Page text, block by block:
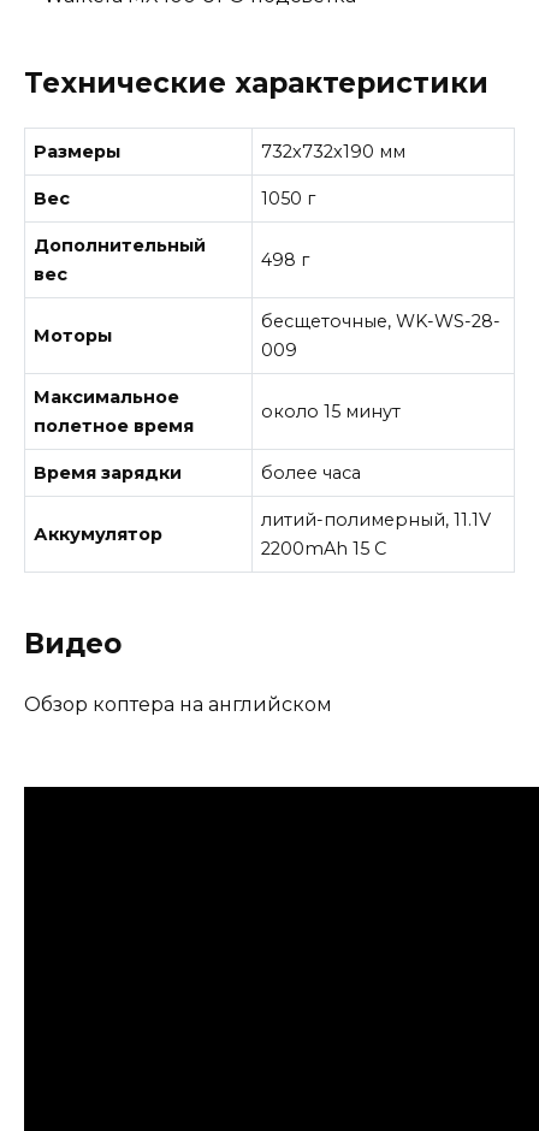
Технические характеристики
Размеры 732x732x190 мм
Вес 1050 г
Дополнительный
вес
498 г
Моторы
бесщеточные, WK-WS-28-
009
Максимальное
полетное время
около 15 минут
Время зарядки более часа
Аккумулятор
литий-полимерный, 11.1V
2200mAh 15 С
Видео
Обзор коптера на английском